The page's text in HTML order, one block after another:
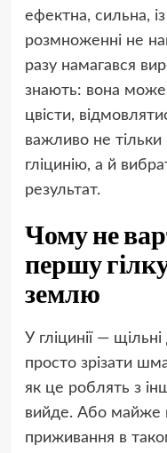
ефектна, сильна,
розмноженні не
разу намагався
знають: вона може
цвісти,
важливо не
гліцинію, а й
результат.
Чому не
першу
землю
У гліцинії —
просто зрізати
як це роблять з
вийде. Або майже
приживання в